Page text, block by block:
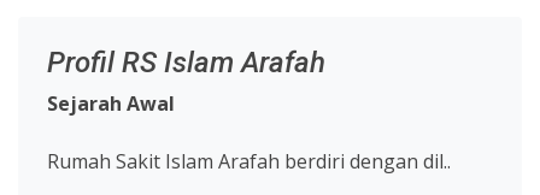
Profil RS Islam Arafah
Sejarah Awal
Rumah Sakit Islam Arafah berdiri dengan dil..